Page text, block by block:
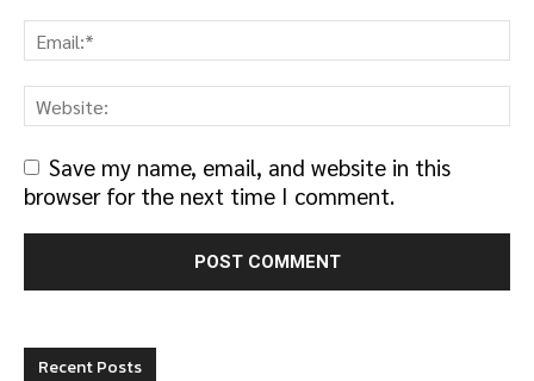
Save my name, email, and website in this
browser for the next time I comment.
Recent Posts